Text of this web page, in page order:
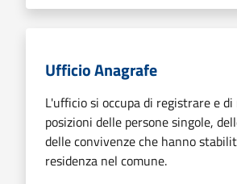
Ufficio Anagrafe
L'ufficio si occupa di registrare e
posizioni delle persone singole,
delle convivenze che hanno
residenza nel comune.